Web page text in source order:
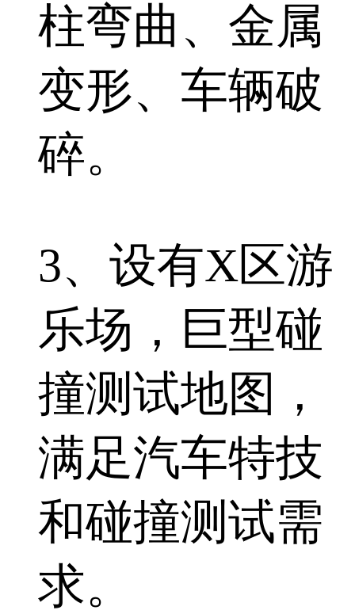
柱弯曲、金属
变形、车辆破
碎。
3、设有X区游
乐场，巨型碰
撞测试地图，
满足汽车特技
和碰撞测试需
求。